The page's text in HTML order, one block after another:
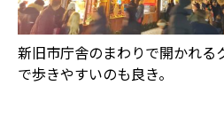
新旧市庁舎のまわりで開かれる
で歩きやすいのも良き。